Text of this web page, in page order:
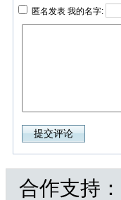
匿名发表 我的名字:
合作支持：